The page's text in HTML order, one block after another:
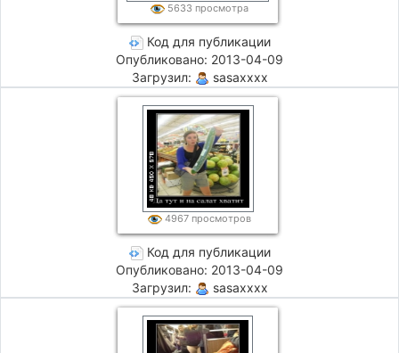
5633 просмотра
Код для публикации
Опубликовано: 2013-04-09
Загрузил:
sasaxxxx
4967 просмотров
Код для публикации
Опубликовано: 2013-04-09
Загрузил:
sasaxxxx